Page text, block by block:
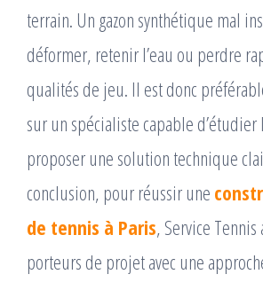
terrain. Un gazon synthétique mal
déformer, retenir l’eau ou perdre
qualités de jeu. Il est donc
sur un spécialiste capable
proposer une solution technique
conclusion, pour réussir une
de tennis à Paris, Service
porteurs de projet avec une